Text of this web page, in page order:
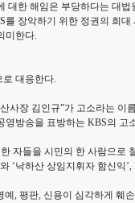
대한 해임은 부당하다는 대
를 장악하기 위한 정권의 희
미한다.
로 대응한다.
사장 김인규”가 고소라는
영방송을 표방하는 KBS의
자들을 시민의 한 사람으로
‘낙하산 상임지휘자 함신익
예, 평판, 신용이 심각하게 훼